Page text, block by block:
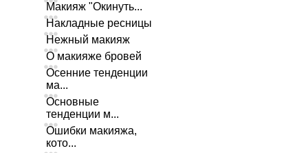
Макияж "Окинуть...
Накладные ресницы
Нежный макияж
О макияже бровей
Осенние тенденции
ма...
Основные
тенденции м...
Ошибки макияжа,
кото...